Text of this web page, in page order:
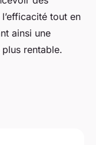
tout en
ainsi une
rentable.